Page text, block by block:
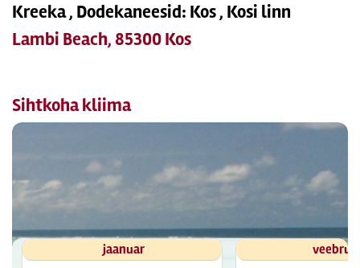
Kreeka , Dodekaneesid: Kos , Kosi linn
Lambi Beach, 85300 Kos
Sihtkoha kliima
jaanuar